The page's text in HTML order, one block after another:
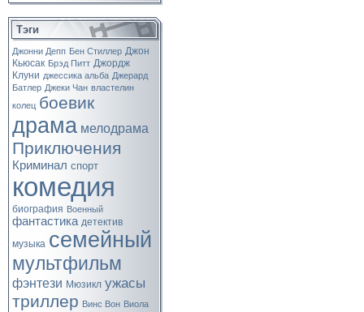
Тэги
Джонни Депп Бен Стиллер Джон
Кьюсак Брэд Питт Джордж
Клуни джессика альба Джерард
Батлер Джеки Чан властелин
колец боевик
драма мелодрама
Приключения
Криминал спорт
комедия
биография Военный
фантастика детектив
музыка семейный
мультфильм
фэнтези Мюзикл ужасы
триллер Винс Вон Виола